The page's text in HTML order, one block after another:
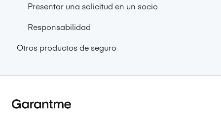
Presentar una solicitud en un socio
Responsabilidad
Otros productos de seguro